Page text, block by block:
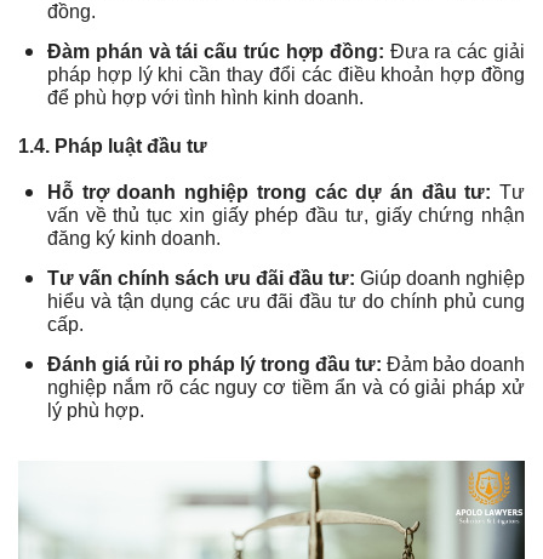
đồng.
Đàm phán và tái cấu trúc hợp đồng: Đưa ra các giải
pháp hợp lý khi cần thay đổi các điều khoản hợp đồng
để phù hợp với tình hình kinh doanh.
1.4. Pháp luật đầu tư
Hỗ trợ doanh nghiệp trong các dự án đầu tư: Tư
vấn về thủ tục xin giấy phép đầu tư, giấy chứng nhận
đăng ký kinh doanh.
Tư vấn chính sách ưu đãi đầu tư: Giúp doanh nghiệp
hiểu và tận dụng các ưu đãi đầu tư do chính phủ cung
cấp.
Đánh giá rủi ro pháp lý trong đầu tư: Đảm bảo doanh
nghiệp nắm rõ các nguy cơ tiềm ẩn và có giải pháp xử
lý phù hợp.